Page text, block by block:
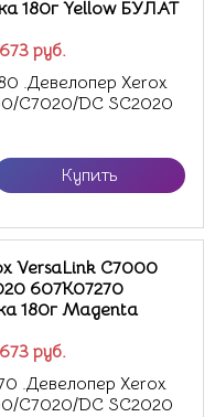
руб.
180г Yellow БУЛАТ
.Девелопер Xerox
C7020/DC SC2020
Купить
руб.
VersaLink C7000
607K07270
180г Magenta
.Девелопер Xerox
C7020/DC SC2020